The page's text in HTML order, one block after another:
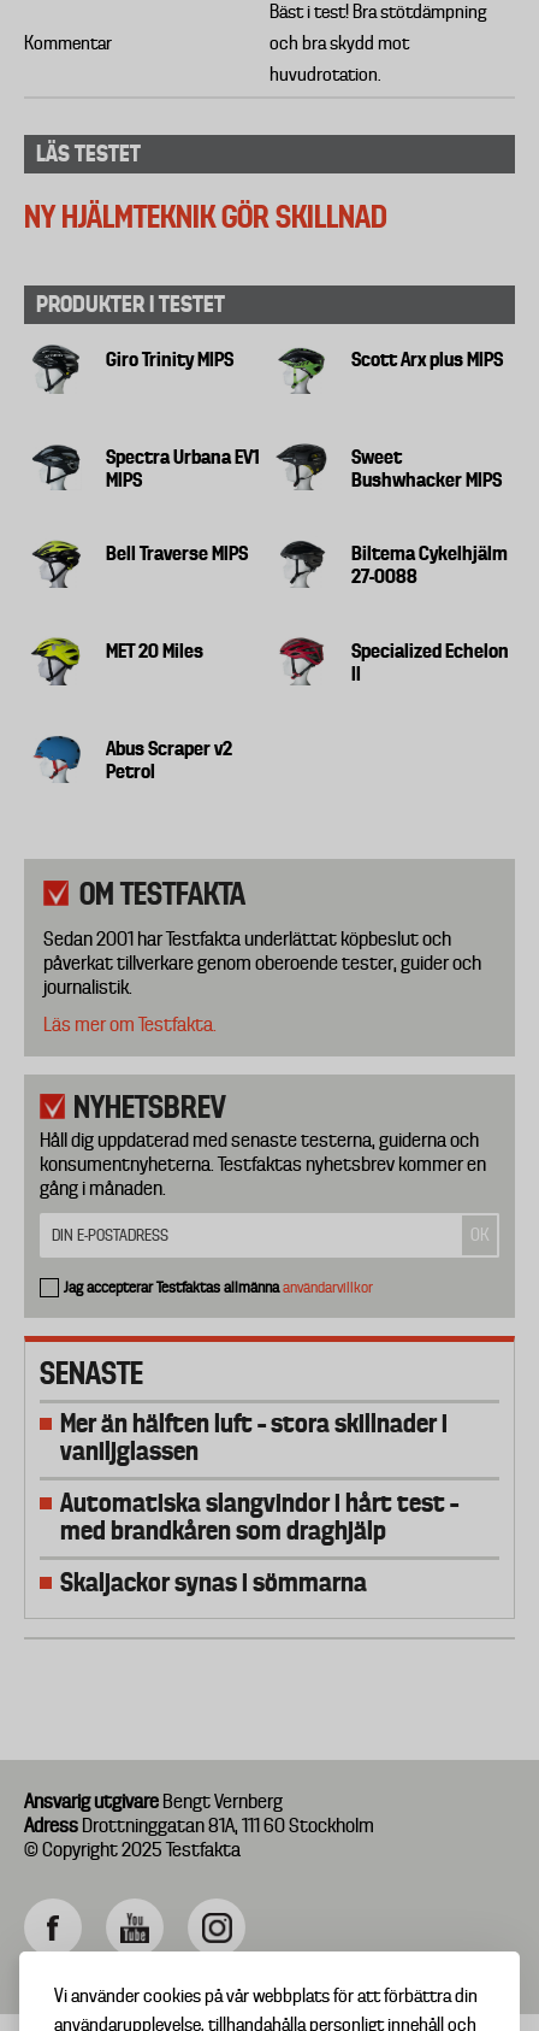
Vi använder cookies på vår webbplats för att förbättra din
användarupplevelse, tillhandahålla personligt innehåll och
Kommentar
Bäst i test! Bra stötdämpning
och bra skydd mot
huvudrotation.
LÄS TESTET
NY HJÄLMTEKNIK GÖR SKILLNAD
PRODUKTER I TESTET
Giro Trinity MIPS Scott Arx plus MIPS
Spectra Urbana EV1
MIPS
Sweet
Bushwhacker MIPS
Bell Traverse MIPS
Biltema Cykelhjälm
27-0088
MET 20 Miles
Specialized Echelon
II
Abus Scraper v2
Petrol
OM TESTFAKTA
Sedan 2001 har Testfakta underlättat köpbeslut och
påverkat tillverkare genom oberoende tester, guider och
journalistik.
Läs mer om Testfakta.
NYHETSBREV
Håll dig uppdaterad med senaste testerna, guiderna och
konsumentnyheterna. Testfaktas nyhetsbrev kommer en
gång i månaden.
Jag accepterar Testfaktas allmännaanvändarvillkor
SENASTE
Mer än hälften luft – stora skillnader i
vaniljglassen
Automatiska slangvindor i hårt test –
med brandkåren som draghjälp
Skaljackor synas i sömmarna
Ansvarig utgivare Bengt Vernberg
Adress Drottninggatan 81A, 111 60 Stockholm
© Copyright 2025 Testfakta